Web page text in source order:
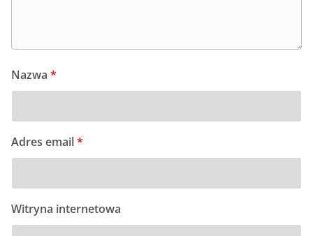
Nazwa *
Adres email*
Witryna internetowa